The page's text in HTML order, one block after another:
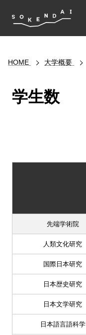
HOME 大学概要
学生数
先端学術院
人類文化研究
国際日本研究
日本歴史研究
日本文学研究
日本語言語科学